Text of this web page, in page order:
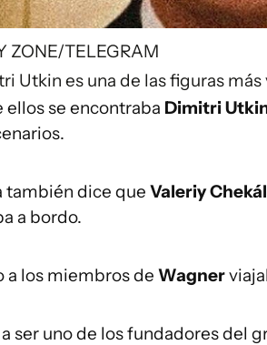
ZONE/TELEGRAM
Utkin es una de las figuras
ellos se encontraba Dimitri
también dice que Valeriy
a bordo.
a los miembros de Wagner
a ser uno de los fundadores del